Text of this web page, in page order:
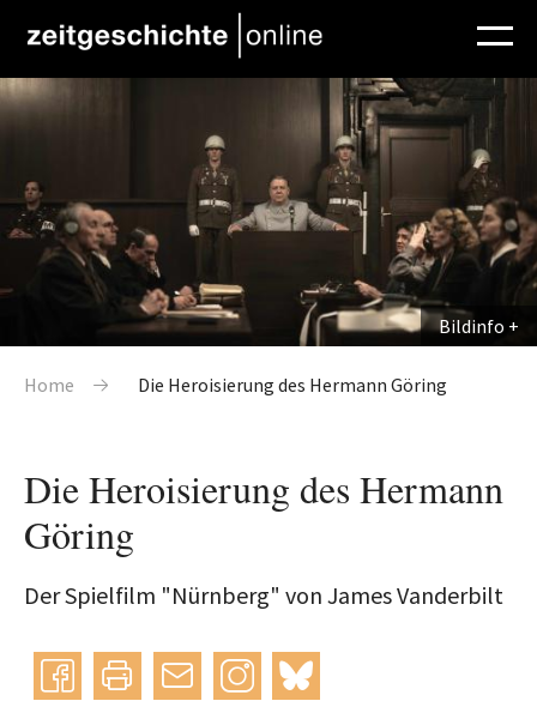
Direkt zum Inhalt
Bildinfo
Pfadnavigation
Home Die Heroisierung des Hermann Göring
Die Heroisierung des Hermann
Göring
Der Spielfilm "Nürnberg" von James Vanderbilt
Instagram
bluesky